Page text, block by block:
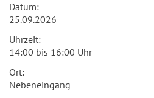
Datum:
25.09.2026
Uhrzeit:
14:00 bis 16:00 Uhr
Ort:
Nebeneingang